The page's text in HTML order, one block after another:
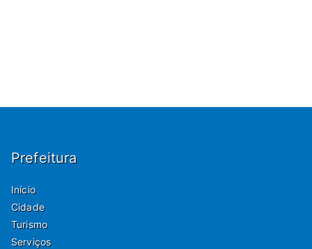
Prefeitura
Início
Cidade
Turismo
Serviços